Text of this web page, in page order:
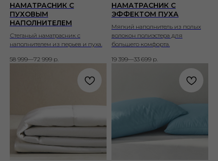
НАМАТРАСНИК С
ПУХОВЫМ
НАПОЛНИТЕЛЕМ
Стеганый наматрасник с
наполнителем из перьев и пуха.
58 999—72 999 р.
НАМАТРАСНИК С
ЭФФЕКТОМ ПУХА
Мягкий наполнитель из полых
волокон полиэстера для
большего комфорта.
19 399—33 699 р.